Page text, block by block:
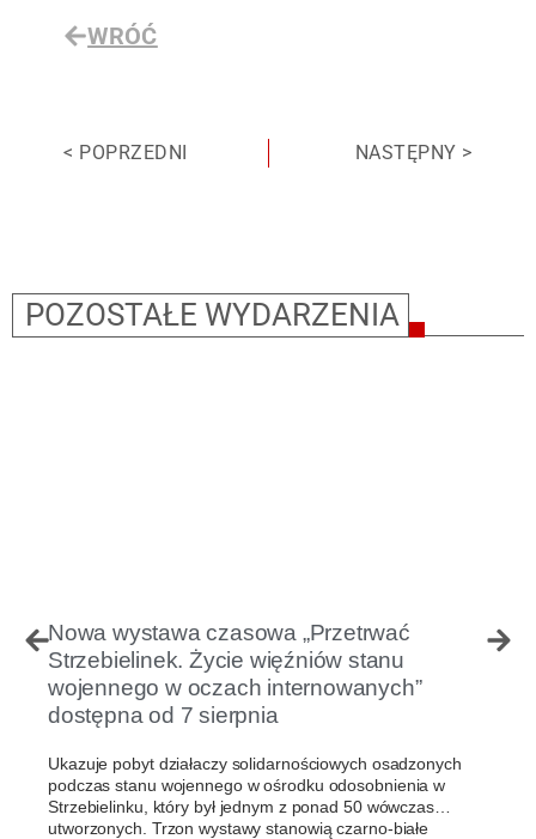
WRÓĆ
< POPRZEDNI NASTĘPNY >
POZOSTAŁE WYDARZENIA
Nowa wystawa czasowa „Przetrwać
Strzebielinek. Życie więźniów stanu
wojennego w oczach internowanych”
dostępna od 7 sierpnia
Ukazuje pobyt działaczy solidarnościowych osadzonych
podczas stanu wojennego w ośrodku odosobnienia w
Strzebielinku, który był jednym z ponad 50 wówczas
utworzonych. Trzon wystawy stanowią czarno-białe